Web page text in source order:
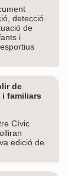
detecció
de
i
de
familiars
Cívic
edició de